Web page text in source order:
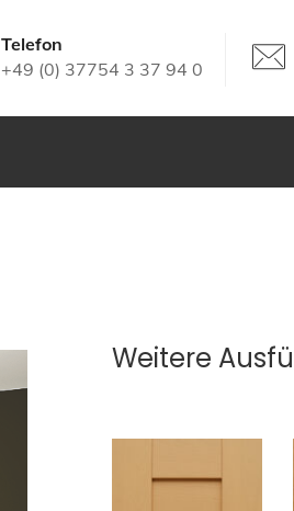
Telefon
+49 (0) 37754 3 37 94 0
Weitere